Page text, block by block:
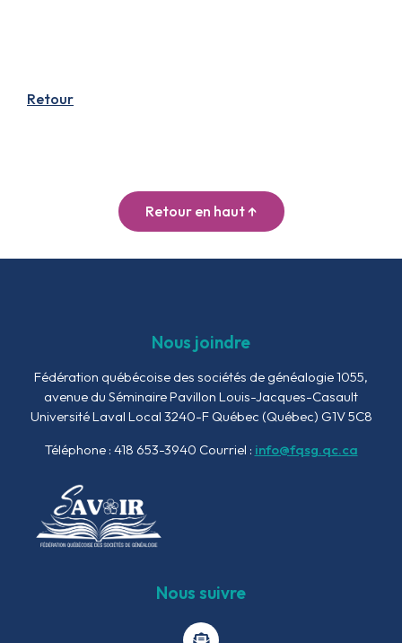
Retour
Retour en haut ↑
Nous joindre
Fédération québécoise des sociétés de généalogie1055,
avenue du SéminairePavillon Louis-Jacques-Casault
Université Laval Local 3240-FQuébec (Québec) G1V 5C8
Téléphone : 418 653-3940 Courriel : info@fqsg.qc.ca
Nous suivre